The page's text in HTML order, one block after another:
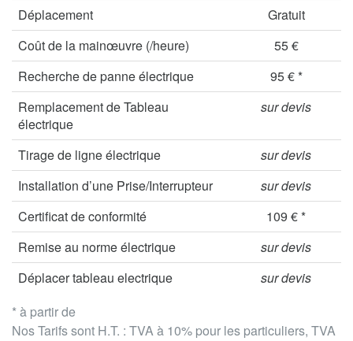
* à partir de
Nos Tarifs sont H.T. : TVA à 10% pour les particuliers, TVA
Déplacement
Gratuit
Coût de la mainœuvre (/heure)
55 €
Recherche de panne électrique
95 € *
Remplacement de Tableau
électrique
sur devis
Tirage de ligne électrique
sur devis
Installation d’une Prise/Interrupteur
sur devis
Certificat de conformité
109 € *
Remise au norme électrique
sur devis
Déplacer tableau electrique
sur devis